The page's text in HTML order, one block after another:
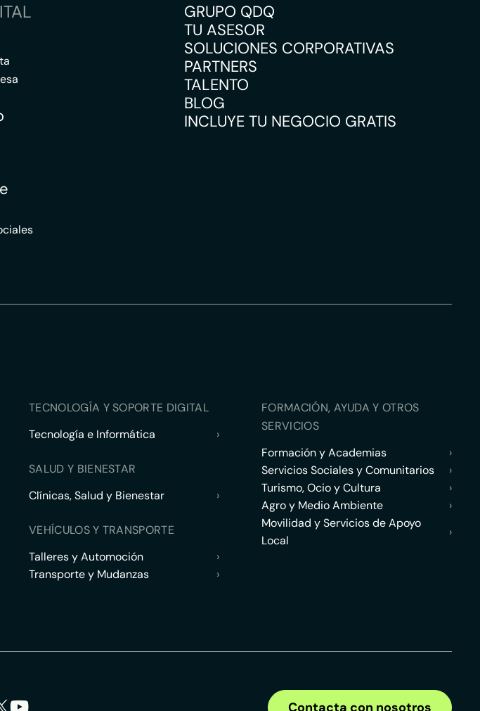
GRUPO QDQ
TU ASESOR
SOLUCIONES CORPORATIVAS
PARTNERS
TALENTO
BLOG
INCLUYE TU NEGOCIO GRATIS
TECNOLOGÍA Y SOPORTE DIGITAL
Tecnología e Informática
›
SALUD Y BIENESTAR
Clínicas, Salud y Bienestar
›
VEHÍCULOS Y TRANSPORTE
Talleres y Automoción
›
Transporte y Mudanzas
›
FORMACIÓN, AYUDA Y OTROS
SERVICIOS
Formación y Academias
›
Servicios Sociales y Comunitarios
›
Turismo, Ocio y Cultura
›
Agro y Medio Ambiente
›
Movilidad y Servicios de Apoyo
Local
›
Contacta con nosotros